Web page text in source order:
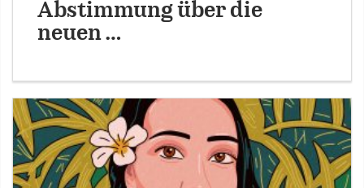
Abstimmung über die
neuen …